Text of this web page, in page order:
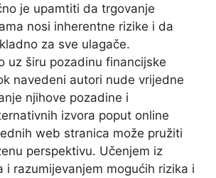
je upamtiti da trgovanje
nosi inherentne rizike i da
za sve ulagače.
uz širu pozadinu financijske
navedeni autori nude vrijedne
njihove pozadine i
izvora poput online
web stranica može pružiti
perspektivu. Učenjem iz
i razumijevanjem mogućih rizika i